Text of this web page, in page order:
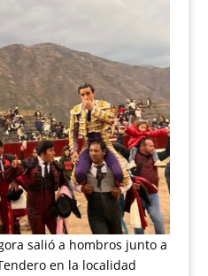
salió a hombros junto a
en la localidad